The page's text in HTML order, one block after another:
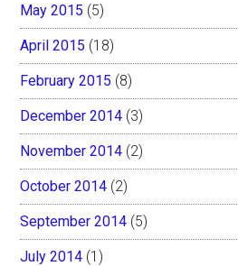
May 2015 (5)
April 2015 (18)
February 2015 (8)
December 2014 (3)
November 2014 (2)
October 2014 (2)
September 2014 (5)
July 2014 (1)